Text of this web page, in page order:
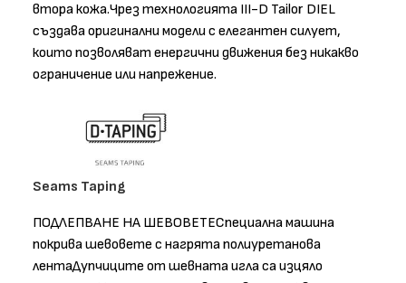
втора кожа.Чрез технологията III-D Tailor DIEL
създава оригинални модели с елегантен силует,
които позволяват енергични движения без никакво
ограничение или напрежение.
Seams Taping
ПОДЛЕПВАНЕ НА ШЕВОВЕТЕСпециална машина
покрива шевовете с нагрята полиуретанова
лентаДупчиците от шевната игла са изцяло